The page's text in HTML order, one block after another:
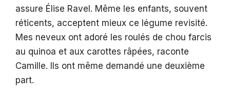
assure Élise Ravel. Même les enfants, souvent
réticents, acceptent mieux ce légume revisité.
Mes neveux ont adoré les roulés de chou farcis
au quinoa et aux carottes râpées, raconte
Camille. Ils ont même demandé une deuxième
part.